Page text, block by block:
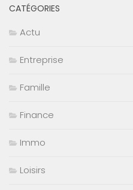
CATÉGORIES
Actu
Entreprise
Famille
Finance
Immo
Loisirs